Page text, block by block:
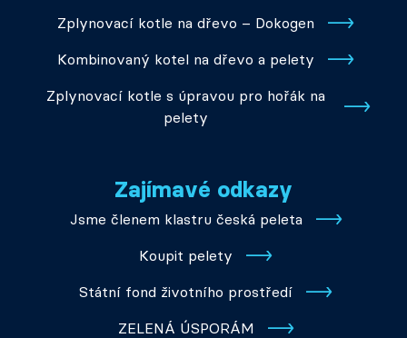
Zplynovací kotle na dřevo – Dokogen
Kombinovaný kotel na dřevo a pelety
Zplynovací kotle s úpravou pro hořák na
pelety
Zajímavé odkazy
Jsme členem klastru česká peleta
Koupit pelety
Státní fond životního prostředí
ZELENÁ ÚSPORÁM